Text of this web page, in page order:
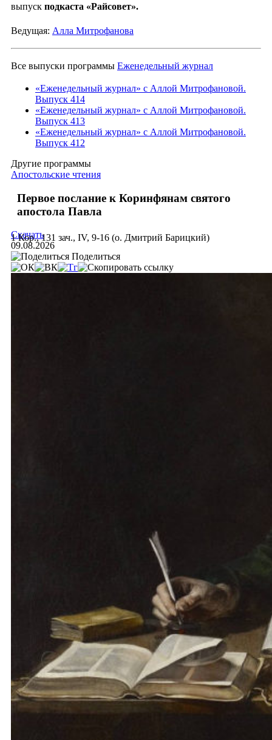
выпуск подкаста «Райсовет».
Ведущая: Алла Митрофанова
Все выпуски программы Еженедельный журнал
«Еженедельный журнал» с Аллой Митрофановой.
Выпуск 414
«Еженедельный журнал» с Аллой Митрофановой.
Выпуск 413
«Еженедельный журнал» с Аллой Митрофановой.
Выпуск 412
Другие программы
Апостольские чтения
Первое послание к Коринфянам святого
апостола Павла
1 Кор., 131 зач., IV, 9-16 (о. Дмитрий Барицкий)
Скачать
09.08.2026
Поделиться